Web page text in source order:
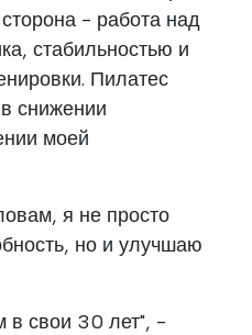
- работа над
стабильностью и
Пилатес
снижении
моей
я не просто
но и улучшаю
в свои 30 лет", -